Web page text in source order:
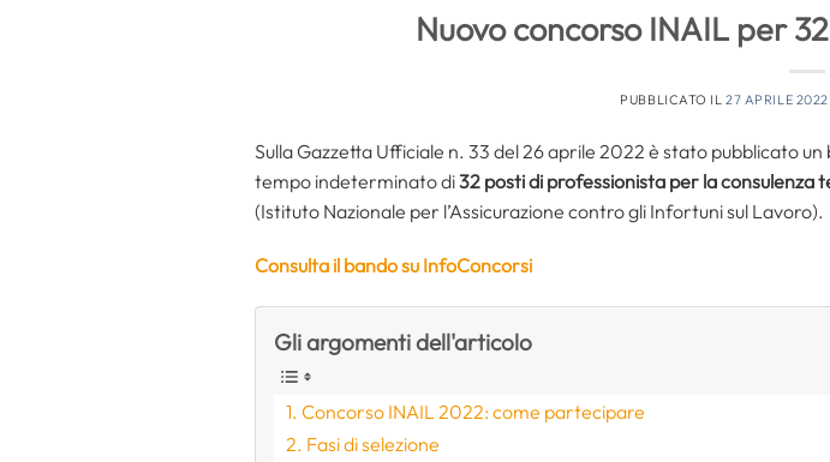
Nuovo concorso INAIL per
PUBBLICATO IL27 APRILE 2022
Sulla Gazzetta Ufficiale n. 33 del 26 aprile 2022 è stato pubblicato un
tempo indeterminato di32 posti di professionista per la consulenza
(Istituto Nazionale per l’Assicurazione contro gli Infortuni sul Lavoro).
Consulta il bando su InfoConcorsi
Gli argomenti dell'articolo
Concorso INAIL 2022: come partecipare
Fasi di selezione